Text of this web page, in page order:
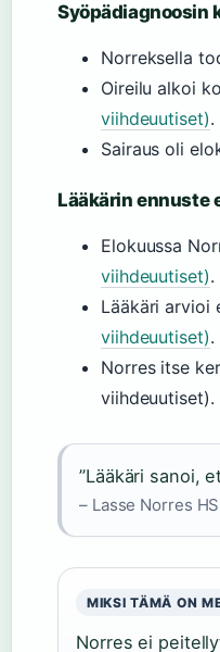
Syöpädiagnoosin
Norreksella
Oireilu alkoi
viihdeuutiset).
Sairaus oli
Lääkärin ennuste
Elokuussa
viihdeuutiset).
Lääkäri arvioi
viihdeuutiset).
Norres itse
viihdeuutiset).
”Lääkäri sanoi,
– Lasse Norres
MIKSI TÄMÄ ON
Norres ei